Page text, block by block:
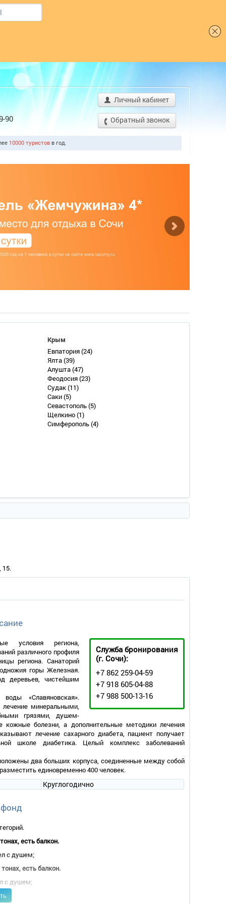
90
Личный кабинет
Обратный звонок
10000 туристов в год.
Крым
Евпатория(24)
Ялта(39)
Алушта(47)
Феодосия(23)
Судак(11)
Саки(5)
Севастополь(5)
Щелкино(1)
Симферополь(4)
15.
Служба бронирования
(г. Сочи):
+7 862 259-04-59
+7 918 605-04-88
+7 988 500-13-16
условия региона,
различного профиля
региона. Санаторий
горы Железная.
деревьев, чистейшим
«Славяновская».
лечение минеральными,
грязями, душем-
болезни, а дополнительные методики лечения
лечение сахарного диабета, пациент получает
школе диабетика. Целый комплекс заболеваний
два больших корпуса, соединенные между собой
единовременно 400 человек.
Круглогодично
есть балкон.
с душем;
есть балкон.
с душем;
есть балкон.